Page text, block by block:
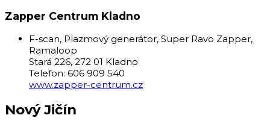
Zapper Centrum Kladno
F-scan, Plazmový generátor, Super Ravo Zapper,
Ramaloop
Stará 226, 272 01 Kladno
Telefon: 606 909 540
www.zapper-centrum.cz
Nový Jičín